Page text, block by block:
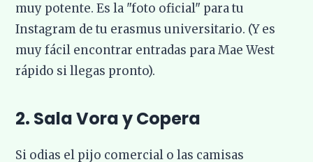
muy potente. Es la "foto oficial" para tu
Instagram de tu erasmus universitario. (Y es
muy fácil encontrar entradas para Mae West
rápido si llegas pronto).
2. Sala Vora y Copera
Si odias el pijo comercial o las camisas